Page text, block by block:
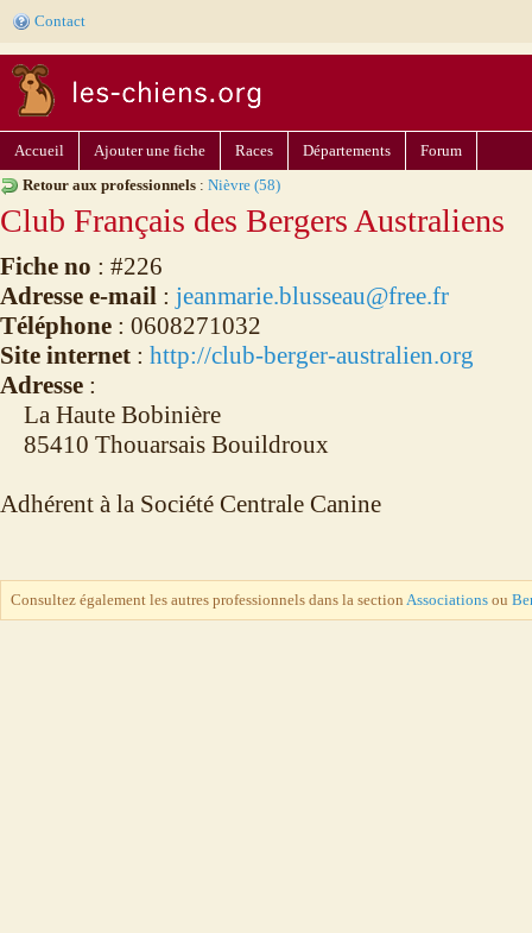
Contact
Accueil Ajouter une fiche Races Départements
Forum
Retour aux professionnels : Nièvre (58)
Club Français des Bergers Australiens
Fiche no : #226
Adresse e-mail : jeanmarie.blusseau@free.fr
Téléphone : 0608271032
Site internet : http://club-berger-australien.org
Adresse :
La Haute Bobinière
85410 Thouarsais Bouildroux
Adhérent à la Société Centrale Canine
Consultez également les autres professionnels dans la section Associations ou